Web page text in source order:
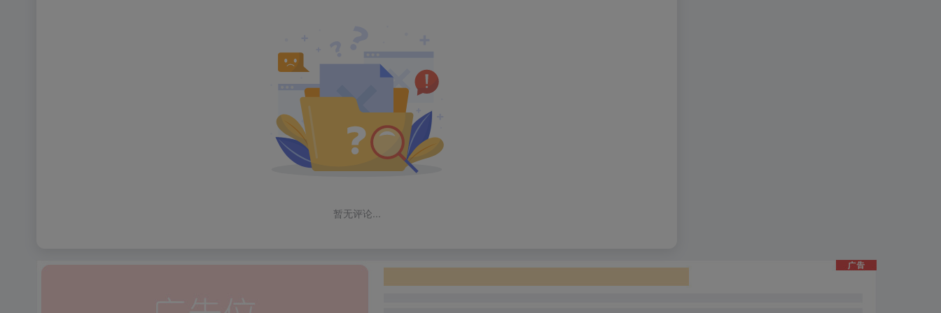
暂无评论...